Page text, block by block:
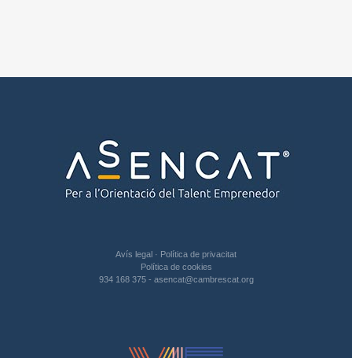
Avís legal · Política de privacitat
Política de cookies
934 168 375 - asencat@cambrescat.org